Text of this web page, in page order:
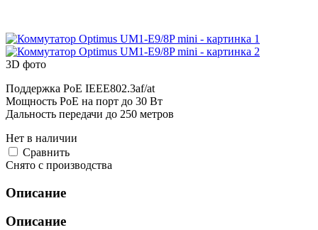
3D фото
Поддержка PoE IEEE802.3af/at
Мощность PoE на порт до 30 Вт
Дальность передачи до 250 метров
Нет в наличии
Cравнить
Снято с производства
Описание
Описание